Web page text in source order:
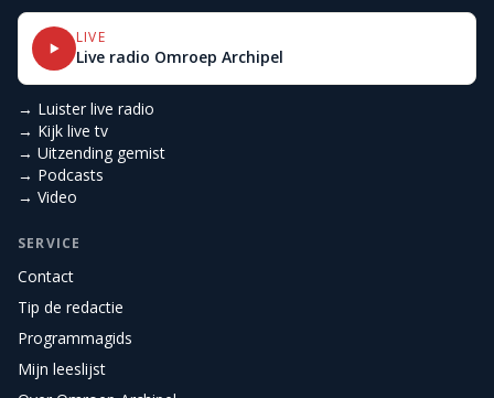
LIVE
Live radio Omroep Archipel
→ Luister live radio
→ Kijk live tv
→ Uitzending gemist
→ Podcasts
→ Video
SERVICE
Contact
Tip de redactie
Programmagids
Mijn leeslijst